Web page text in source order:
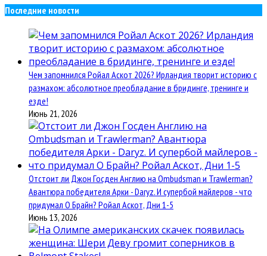
Последние новости
Чем запомнился Ройал Аскот 2026? Ирландия творит историю с
размахом: абсолютное преобладание в бридинге, тренинге и
езде!
Июнь 21, 2026
Отстоит ли Джон Госден Англию на Ombudsman и Trawlerman?
Авантюра победителя Арки - Daryz. И супербой майлеров - что
придумал О Брайн? Ройал Аскот, Дни 1-5
Июнь 13, 2026